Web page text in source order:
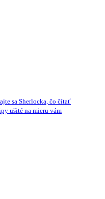
sa Sherlocka, čo čítať
ušité na mieru vám